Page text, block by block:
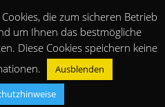
die zum sicheren Betrieb
um Ihnen das bestmögliche
Diese Cookies speichern keine
Ausblenden